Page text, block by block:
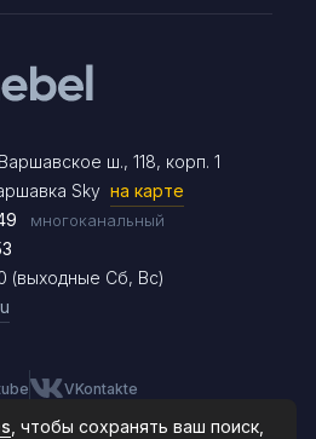
ш., 118, корп. 1
Sky на карте
(выходные Сб, Вс)
многоканальный
VKontakte
47-87
09:30 до 18:30
, чтобы сохранять ваш поиск,